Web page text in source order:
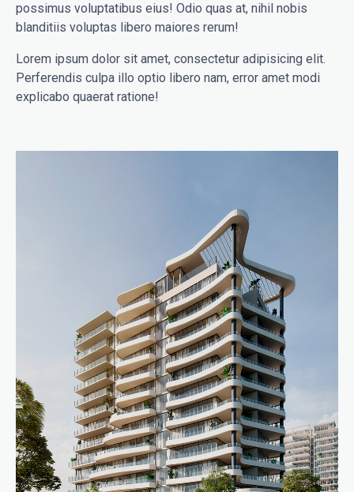
possimus voluptatibus eius! Odio quas at, nihil nobis
blanditiis voluptas libero maiores rerum!
Lorem ipsum dolor sit amet, consectetur adipisicing elit.
Perferendis culpa illo optio libero nam, error amet modi
explicabo quaerat ratione!